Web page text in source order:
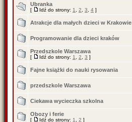
Ubranka
[ Idź do strony: 1 2 3 4 ]
Atrakcje dla małych dzieci w Krakowie
Programowanie dla dzieci kraków
Przedszkole Warszawa
[ Idź do strony: 1 2 3 ]
Fajne książki do nauki rysowania
przedszkole Warszawa
Ciekawa wycieczka szkolna
Obozy i ferie
[ Idź do strony: 1 2 ]